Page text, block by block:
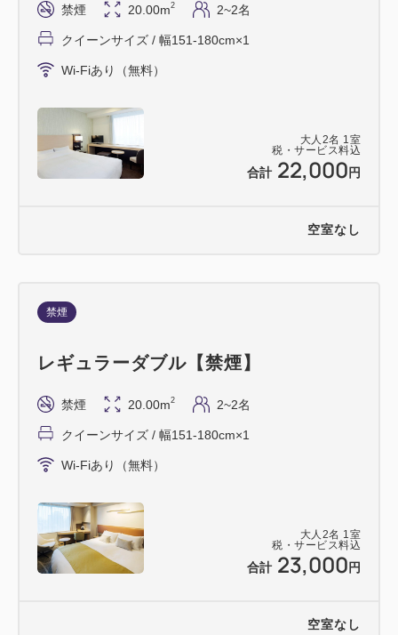
大人 2名 1 室
税・サービス料込
合計 22,000 円
禁煙 20.00m2 2~2名
クイーンサイズ / 幅151-180cm×1
Wi-Fiあり（無料）
空室なし
大人 2名 1 室
税・サービス料込
合計 23,000 円
禁煙
レギュラーダブル【禁煙】
禁煙 20.00m2 2~2名
クイーンサイズ / 幅151-180cm×1
Wi-Fiあり（無料）
空室なし